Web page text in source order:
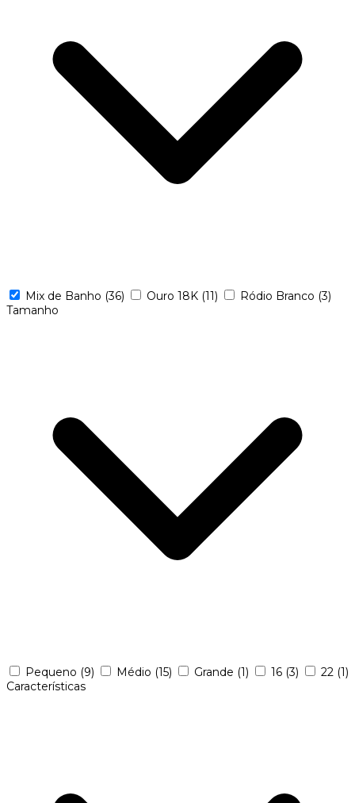
Mix de Banho (36) Ouro 18K (11) Ródio Branco (3)
Tamanho
Pequeno (9) Médio (15) Grande (1) 16 (3) 22 (1)
Características